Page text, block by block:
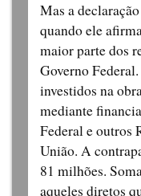
Mas a
quando ele
maior parte dos
Governo
investidos na
mediante
Federal e outros
União. A
81 milhões.
aqueles diretos